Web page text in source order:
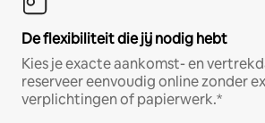
De flexibiliteit die jij nodig hebt
Kies je exacte aankomst- en
reserveer eenvoudig online zonder
verplichtingen of papierwerk.*